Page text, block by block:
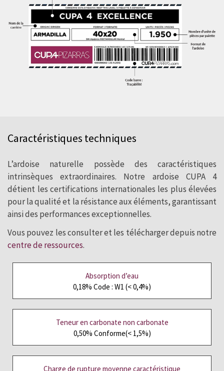
Caractéristiques techniques
L’ardoise naturelle possède des caractéristiques
intrinsèques extraordinaires. Notre ardoise CUPA 4
détient les certifications internationales les plus élevées
pour la qualité et la résistance aux éléments, garantissant
ainsi des performances exceptionnelles.
Vous pouvez les consulter et les télécharger depuis notre
centre de ressources.
Absorption d’eau
0,18% Code : W1 (< 0,4%)
Teneur en carbonate non carbonate
0,50% Conforme(< 1,5%)
Charge de rupture moyenne caractéristique